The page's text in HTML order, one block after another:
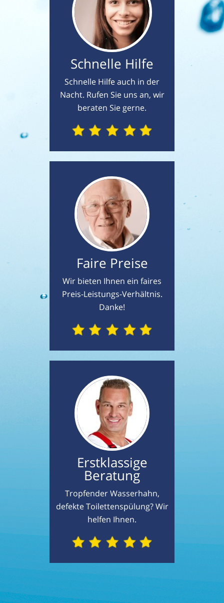
Schnelle Hilfe
Schnelle Hilfe auch in der
Nacht. Rufen Sie uns an, wir
beraten Sie gerne.
Faire Preise
Wir bieten Ihnen ein faires
Preis-Leistungs-Verhältnis.
Danke!
Erstklassige
Beratung
Tropfender Wasserhahn,
defekte Toilettenspülung? Wir
helfen Ihnen.